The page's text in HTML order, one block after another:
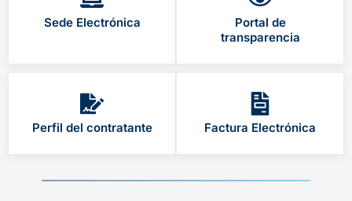
Sede Electrónica
Portal de
transparencia
Perfil del contratante Factura Electrónica